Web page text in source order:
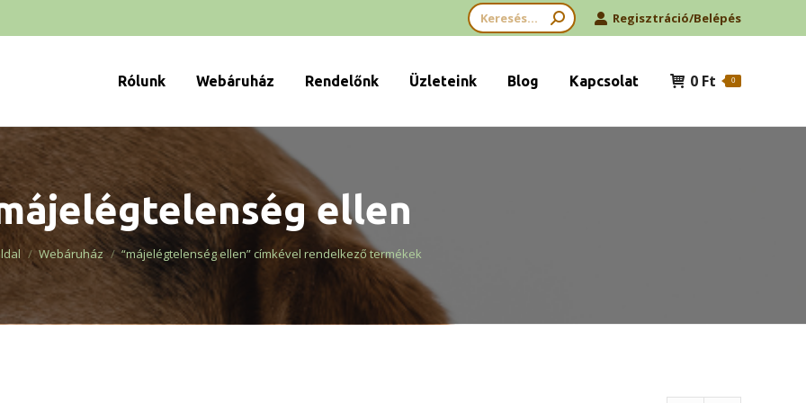
Search: Regisztráció/Belépés
Rólunk Webáruház Rendelőnk Üzleteink Blog Kapcsolat 0 Ft 0
ellen
are here:Webáruház “májelégtelenség ellen” címkével rendelkező termékek